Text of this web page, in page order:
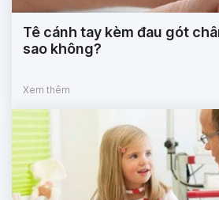
Tê cánh tay kèm đau gót
sao không?
Xem thêm